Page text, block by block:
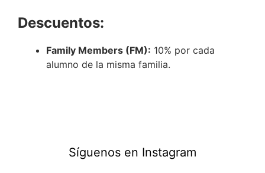
Descuentos:
Family Members (FM): 10% por cada
alumno de la misma familia.
Síguenos en Instagram